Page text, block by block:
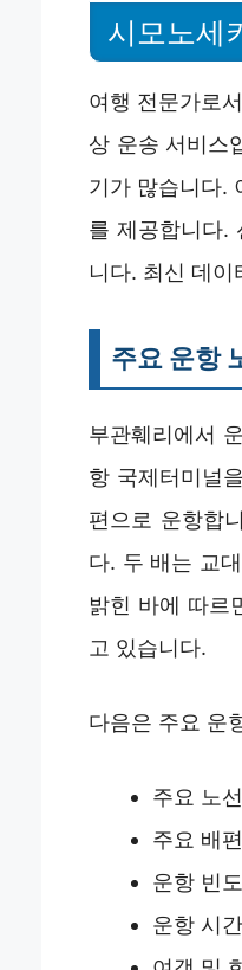
시모노세
여행 전문가로
상 운송 서비스
기가 많습니다.
를 제공합니다.
니다. 최신 데
주요 운항
부관훼리에서
항 국제터미널
편으로 운항합
다. 두 배는 교
밝힌 바에 따르
고 있습니다.
다음은 주요 운
주요 노
주요 배
운항 빈
운항 시